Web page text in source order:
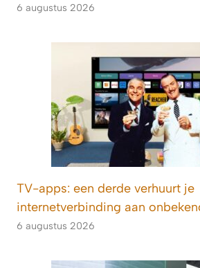
6 augustus 2026
TV-apps: een derde verhuurt je
internetverbinding aan
6 augustus 2026